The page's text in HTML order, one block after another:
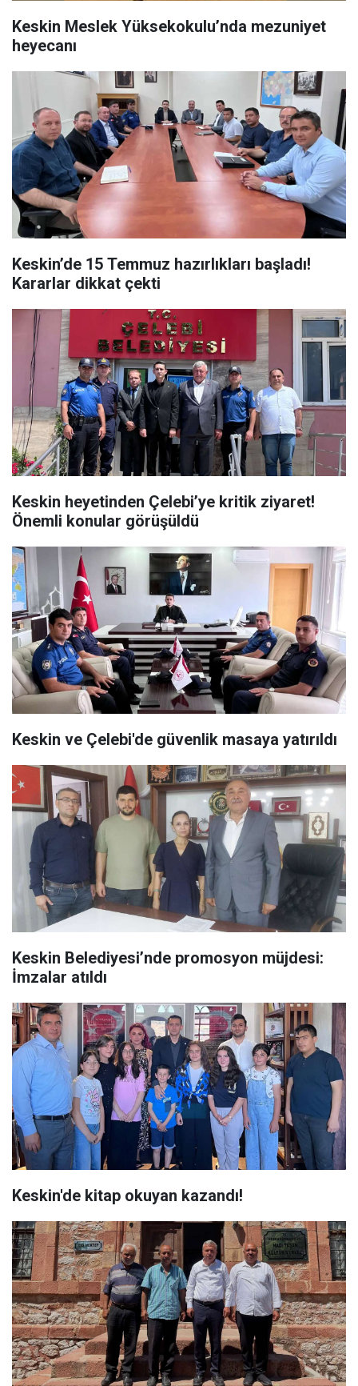
Keskin Meslek Yüksekokulu’nda mezuniyet
heyecanı
Keskin’de 15 Temmuz hazırlıkları başladı!
Kararlar dikkat çekti
Keskin heyetinden Çelebi’ye kritik ziyaret!
Önemli konular görüşüldü
Keskin ve Çelebi'de güvenlik masaya yatırıldı
Keskin Belediyesi’nde promosyon müjdesi:
İmzalar atıldı
Keskin'de kitap okuyan kazandı!